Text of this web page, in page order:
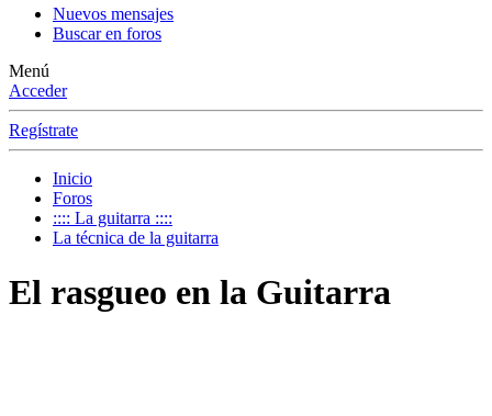
Nuevos mensajes
Buscar en foros
Menú
Acceder
Regístrate
Inicio
Foros
:::: La guitarra ::::
La técnica de la guitarra
El rasgueo en la Guitarra